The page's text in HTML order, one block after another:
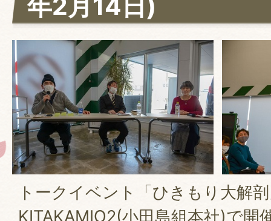
年2月14日)
トークイベント「ひきもり大解
KITAKAMIO2(小田島組本社)で開